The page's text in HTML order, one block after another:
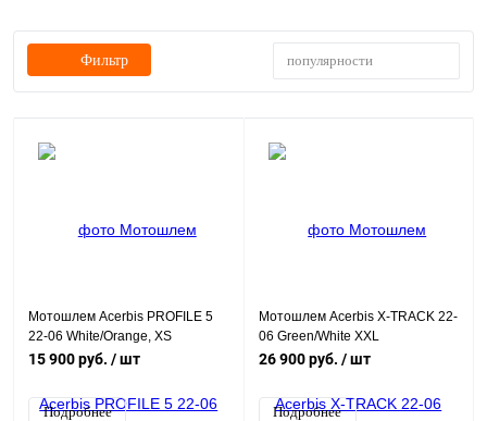
Фильтр популярности
Мотошлем Acerbis PROFILE 5
22-06 White/Orange, XS
15 900 руб. / шт
Подробнее
Мотошлем Acerbis X-TRACK 22-
06 Green/White XXL
26 900 руб. / шт
Подробнее